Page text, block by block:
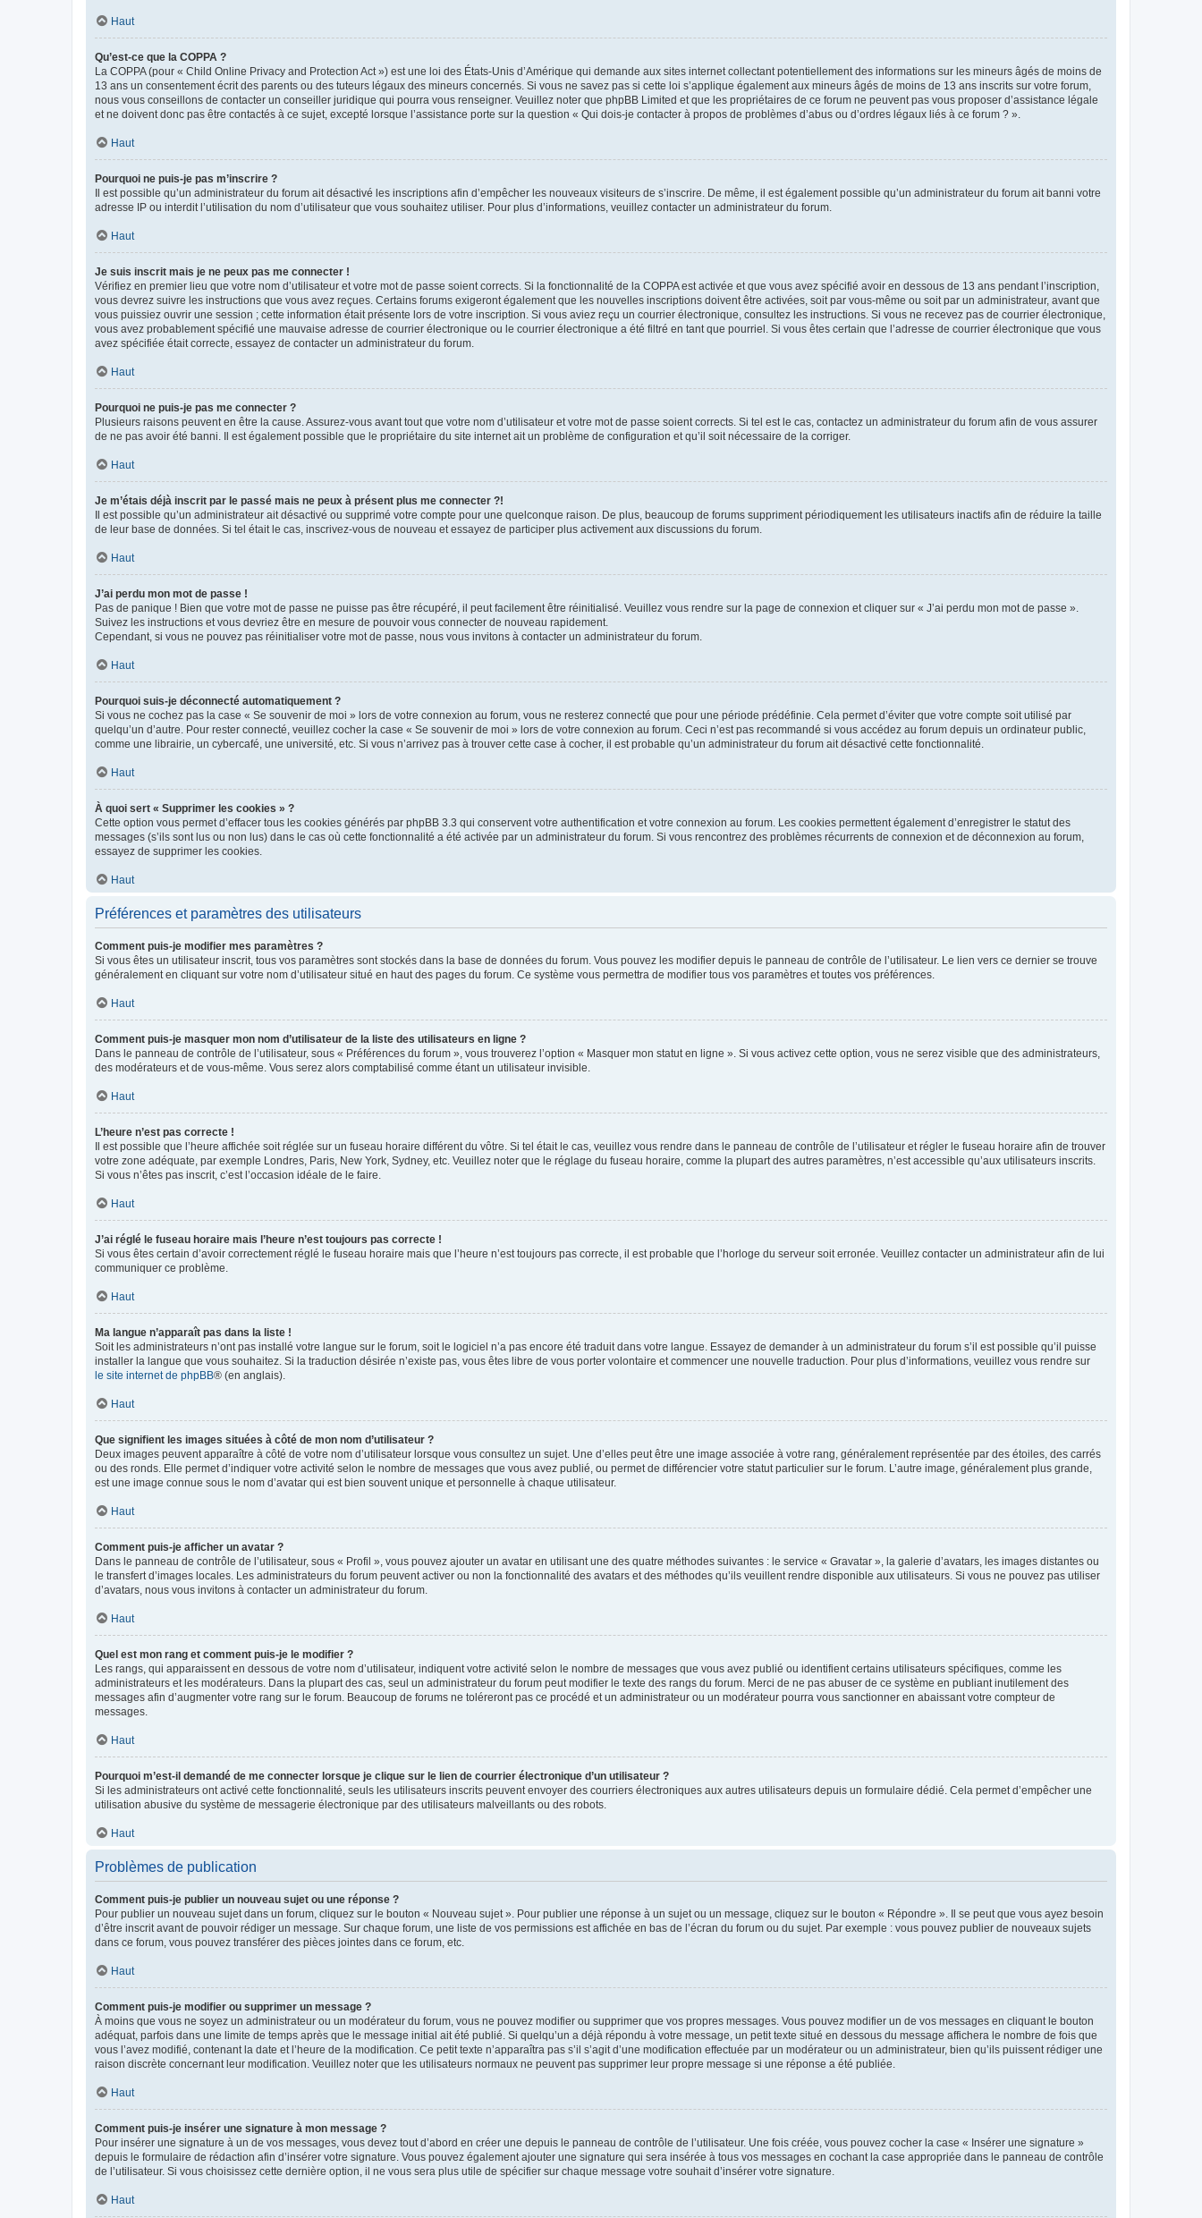
Haut
Qu’est-ce que la COPPA ?
La COPPA (pour « Child Online Privacy and Protection Act ») est une loi des États-Unis d’Amérique qui demande aux sites internet collectant potentiellement des informations sur les mineurs âgés de moins de
13 ans un consentement écrit des parents ou des tuteurs légaux des mineurs concernés. Si vous ne savez pas si cette loi s’applique également aux mineurs âgés de moins de 13 ans inscrits sur votre forum,
nous vous conseillons de contacter un conseiller juridique qui pourra vous renseigner. Veuillez noter que phpBB Limited et que les propriétaires de ce forum ne peuvent pas vous proposer d’assistance légale
et ne doivent donc pas être contactés à ce sujet, excepté lorsque l’assistance porte sur la question « Qui dois-je contacter à propos de problèmes d’abus ou d’ordres légaux liés à ce forum ? ».
Haut
Pourquoi ne puis-je pas m’inscrire ?
Il est possible qu’un administrateur du forum ait désactivé les inscriptions afin d’empêcher les nouveaux visiteurs de s’inscrire. De même, il est également possible qu’un administrateur du forum ait banni votre
adresse IP ou interdit l’utilisation du nom d’utilisateur que vous souhaitez utiliser. Pour plus d’informations, veuillez contacter un administrateur du forum.
Haut
Je suis inscrit mais je ne peux pas me connecter !
Vérifiez en premier lieu que votre nom d’utilisateur et votre mot de passe soient corrects. Si la fonctionnalité de la COPPA est activée et que vous avez spécifié avoir en dessous de 13 ans pendant l’inscription,
vous devrez suivre les instructions que vous avez reçues. Certains forums exigeront également que les nouvelles inscriptions doivent être activées, soit par vous-même ou soit par un administrateur, avant que
vous puissiez ouvrir une session ; cette information était présente lors de votre inscription. Si vous aviez reçu un courrier électronique, consultez les instructions. Si vous ne recevez pas de courrier électronique,
vous avez probablement spécifié une mauvaise adresse de courrier électronique ou le courrier électronique a été filtré en tant que pourriel. Si vous êtes certain que l’adresse de courrier électronique que vous
avez spécifiée était correcte, essayez de contacter un administrateur du forum.
Haut
Pourquoi ne puis-je pas me connecter ?
Plusieurs raisons peuvent en être la cause. Assurez-vous avant tout que votre nom d’utilisateur et votre mot de passe soient corrects. Si tel est le cas, contactez un administrateur du forum afin de vous assurer
de ne pas avoir été banni. Il est également possible que le propriétaire du site internet ait un problème de configuration et qu’il soit nécessaire de la corriger.
Haut
Je m’étais déjà inscrit par le passé mais ne peux à présent plus me connecter ?!
Il est possible qu’un administrateur ait désactivé ou supprimé votre compte pour une quelconque raison. De plus, beaucoup de forums suppriment périodiquement les utilisateurs inactifs afin de réduire la taille
de leur base de données. Si tel était le cas, inscrivez-vous de nouveau et essayez de participer plus activement aux discussions du forum.
Haut
J’ai perdu mon mot de passe !
Pas de panique ! Bien que votre mot de passe ne puisse pas être récupéré, il peut facilement être réinitialisé. Veuillez vous rendre sur la page de connexion et cliquer sur « J’ai perdu mon mot de passe ».
Suivez les instructions et vous devriez être en mesure de pouvoir vous connecter de nouveau rapidement.
Cependant, si vous ne pouvez pas réinitialiser votre mot de passe, nous vous invitons à contacter un administrateur du forum.
Haut
Pourquoi suis-je déconnecté automatiquement ?
Si vous ne cochez pas la case « Se souvenir de moi » lors de votre connexion au forum, vous ne resterez connecté que pour une période prédéfinie. Cela permet d’éviter que votre compte soit utilisé par
quelqu’un d’autre. Pour rester connecté, veuillez cocher la case « Se souvenir de moi » lors de votre connexion au forum. Ceci n’est pas recommandé si vous accédez au forum depuis un ordinateur public,
comme une librairie, un cybercafé, une université, etc. Si vous n’arrivez pas à trouver cette case à cocher, il est probable qu’un administrateur du forum ait désactivé cette fonctionnalité.
Haut
À quoi sert « Supprimer les cookies » ?
Cette option vous permet d’effacer tous les cookies générés par phpBB 3.3 qui conservent votre authentification et votre connexion au forum. Les cookies permettent également d’enregistrer le statut des
messages (s’ils sont lus ou non lus) dans le cas où cette fonctionnalité a été activée par un administrateur du forum. Si vous rencontrez des problèmes récurrents de connexion et de déconnexion au forum,
essayez de supprimer les cookies.
Haut
Préférences et paramètres des utilisateurs
Comment puis-je modifier mes paramètres ?
Si vous êtes un utilisateur inscrit, tous vos paramètres sont stockés dans la base de données du forum. Vous pouvez les modifier depuis le panneau de contrôle de l’utilisateur. Le lien vers ce dernier se trouve
généralement en cliquant sur votre nom d’utilisateur situé en haut des pages du forum. Ce système vous permettra de modifier tous vos paramètres et toutes vos préférences.
Haut
Comment puis-je masquer mon nom d’utilisateur de la liste des utilisateurs en ligne ?
Dans le panneau de contrôle de l’utilisateur, sous « Préférences du forum », vous trouverez l’option « Masquer mon statut en ligne ». Si vous activez cette option, vous ne serez visible que des administrateurs,
des modérateurs et de vous-même. Vous serez alors comptabilisé comme étant un utilisateur invisible.
Haut
L’heure n’est pas correcte !
Il est possible que l’heure affichée soit réglée sur un fuseau horaire différent du vôtre. Si tel était le cas, veuillez vous rendre dans le panneau de contrôle de l’utilisateur et régler le fuseau horaire afin de trouver
votre zone adéquate, par exemple Londres, Paris, New York, Sydney, etc. Veuillez noter que le réglage du fuseau horaire, comme la plupart des autres paramètres, n’est accessible qu’aux utilisateurs inscrits.
Si vous n’êtes pas inscrit, c’est l’occasion idéale de le faire.
Haut
J’ai réglé le fuseau horaire mais l’heure n’est toujours pas correcte !
Si vous êtes certain d’avoir correctement réglé le fuseau horaire mais que l’heure n’est toujours pas correcte, il est probable que l’horloge du serveur soit erronée. Veuillez contacter un administrateur afin de lui
communiquer ce problème.
Haut
Ma langue n’apparaît pas dans la liste !
Soit les administrateurs n’ont pas installé votre langue sur le forum, soit le logiciel n’a pas encore été traduit dans votre langue. Essayez de demander à un administrateur du forum s’il est possible qu’il puisse
installer la langue que vous souhaitez. Si la traduction désirée n’existe pas, vous êtes libre de vous porter volontaire et commencer une nouvelle traduction. Pour plus d’informations, veuillez vous rendre sur
le site internet de phpBB® (en anglais).
Haut
Que signifient les images situées à côté de mon nom d’utilisateur ?
Deux images peuvent apparaître à côté de votre nom d’utilisateur lorsque vous consultez un sujet. Une d’elles peut être une image associée à votre rang, généralement représentée par des étoiles, des carrés
ou des ronds. Elle permet d’indiquer votre activité selon le nombre de messages que vous avez publié, ou permet de différencier votre statut particulier sur le forum. L’autre image, généralement plus grande,
est une image connue sous le nom d’avatar qui est bien souvent unique et personnelle à chaque utilisateur.
Haut
Comment puis-je afficher un avatar ?
Dans le panneau de contrôle de l’utilisateur, sous « Profil », vous pouvez ajouter un avatar en utilisant une des quatre méthodes suivantes : le service « Gravatar », la galerie d’avatars, les images distantes ou
le transfert d’images locales. Les administrateurs du forum peuvent activer ou non la fonctionnalité des avatars et des méthodes qu’ils veuillent rendre disponible aux utilisateurs. Si vous ne pouvez pas utiliser
d’avatars, nous vous invitons à contacter un administrateur du forum.
Haut
Quel est mon rang et comment puis-je le modifier ?
Les rangs, qui apparaissent en dessous de votre nom d’utilisateur, indiquent votre activité selon le nombre de messages que vous avez publié ou identifient certains utilisateurs spécifiques, comme les
administrateurs et les modérateurs. Dans la plupart des cas, seul un administrateur du forum peut modifier le texte des rangs du forum. Merci de ne pas abuser de ce système en publiant inutilement des
messages afin d’augmenter votre rang sur le forum. Beaucoup de forums ne toléreront pas ce procédé et un administrateur ou un modérateur pourra vous sanctionner en abaissant votre compteur de
messages.
Haut
Pourquoi m’est-il demandé de me connecter lorsque je clique sur le lien de courrier électronique d’un utilisateur ?
Si les administrateurs ont activé cette fonctionnalité, seuls les utilisateurs inscrits peuvent envoyer des courriers électroniques aux autres utilisateurs depuis un formulaire dédié. Cela permet d’empêcher une
utilisation abusive du système de messagerie électronique par des utilisateurs malveillants ou des robots.
Haut
Problèmes de publication
Comment puis-je publier un nouveau sujet ou une réponse ?
Pour publier un nouveau sujet dans un forum, cliquez sur le bouton « Nouveau sujet ». Pour publier une réponse à un sujet ou un message, cliquez sur le bouton « Répondre ». Il se peut que vous ayez besoin
d’être inscrit avant de pouvoir rédiger un message. Sur chaque forum, une liste de vos permissions est affichée en bas de l’écran du forum ou du sujet. Par exemple : vous pouvez publier de nouveaux sujets
dans ce forum, vous pouvez transférer des pièces jointes dans ce forum, etc.
Haut
Comment puis-je modifier ou supprimer un message ?
À moins que vous ne soyez un administrateur ou un modérateur du forum, vous ne pouvez modifier ou supprimer que vos propres messages. Vous pouvez modifier un de vos messages en cliquant le bouton
adéquat, parfois dans une limite de temps après que le message initial ait été publié. Si quelqu’un a déjà répondu à votre message, un petit texte situé en dessous du message affichera le nombre de fois que
vous l’avez modifié, contenant la date et l’heure de la modification. Ce petit texte n’apparaîtra pas s’il s’agit d’une modification effectuée par un modérateur ou un administrateur, bien qu’ils puissent rédiger une
raison discrète concernant leur modification. Veuillez noter que les utilisateurs normaux ne peuvent pas supprimer leur propre message si une réponse a été publiée.
Haut
Comment puis-je insérer une signature à mon message ?
Pour insérer une signature à un de vos messages, vous devez tout d’abord en créer une depuis le panneau de contrôle de l’utilisateur. Une fois créée, vous pouvez cocher la case « Insérer une signature »
depuis le formulaire de rédaction afin d’insérer votre signature. Vous pouvez également ajouter une signature qui sera insérée à tous vos messages en cochant la case appropriée dans le panneau de contrôle
de l’utilisateur. Si vous choisissez cette dernière option, il ne vous sera plus utile de spécifier sur chaque message votre souhait d’insérer votre signature.
Haut